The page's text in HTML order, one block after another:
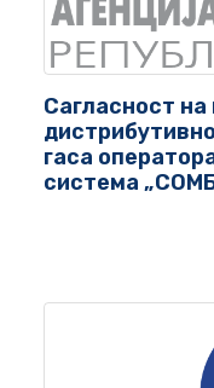
Сагласност на
гаса
система